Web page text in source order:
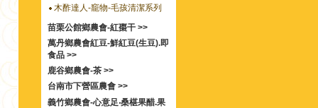
木酢達人-竉物-毛孩清潔系列
苗栗公館鄉農會-紅棗干 >>
萬丹鄉農會紅豆-鮮紅豆(生豆).即
食品 >>
鹿谷鄉農會-茶 >>
台南市下營區農會 >>
義竹鄉農會-心意足‧桑椹果醋.果